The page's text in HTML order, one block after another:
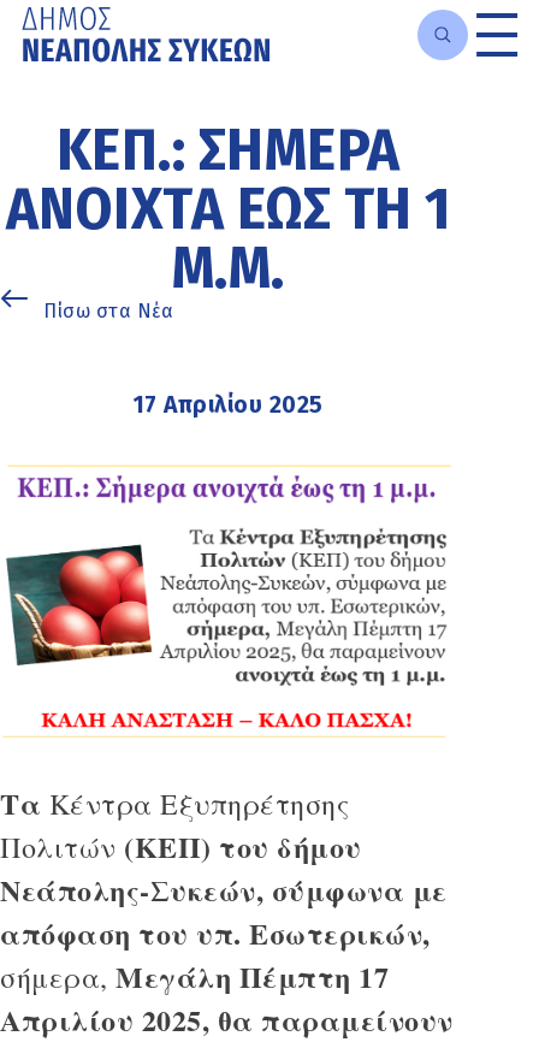
κυρίως
περιεχόμενο
ΚΕΠ.: ΣΉΜΕΡΑ
ΑΝΟΙΧΤΆ ΈΩΣ ΤΗ 1
Μ.Μ.
Πίσω στα Νέα
17 Απριλίου 2025
Τα Κέντρα Εξυπηρέτησης
Πολιτών (ΚΕΠ) του δήμου
Νεάπολης-Συκεών, σύμφωνα με
απόφαση του υπ. Εσωτερικών,
σήμερα, Μεγάλη Πέμπτη 17
Απριλίου 2025, θα παραμείνουν